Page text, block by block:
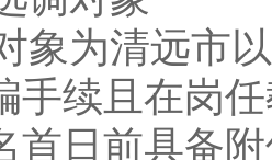
为清远市以
手续且在岗
首日前具备